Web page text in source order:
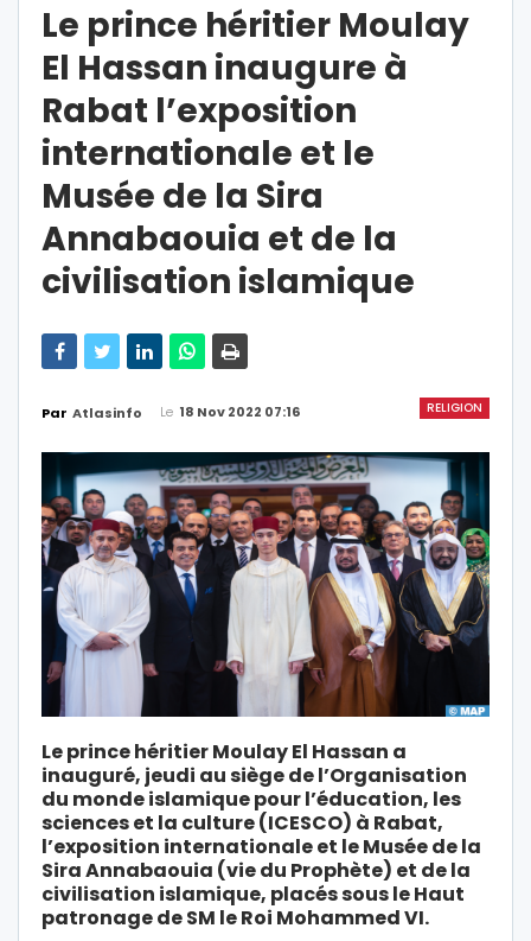
Le prince héritier Moulay
El Hassan inaugure à
Rabat l’exposition
internationale et le
Musée de la Sira
Annabaouia et de la
civilisation islamique
RELIGION
Par Atlasinfo Le 18 Nov 2022 07:16
Le prince héritier Moulay El Hassan a
inauguré, jeudi au siège de l’Organisation
du monde islamique pour l’éducation, les
sciences et la culture (ICESCO) à Rabat,
l’exposition internationale et le Musée de la
Sira Annabaouia (vie du Prophète) et de la
civilisation islamique, placés sous le Haut
patronage de SM le Roi Mohammed VI.